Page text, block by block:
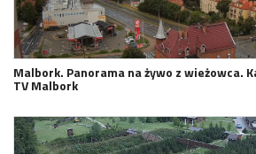
Malbork. Panorama na żywo z wieżowca.
TV Malbork